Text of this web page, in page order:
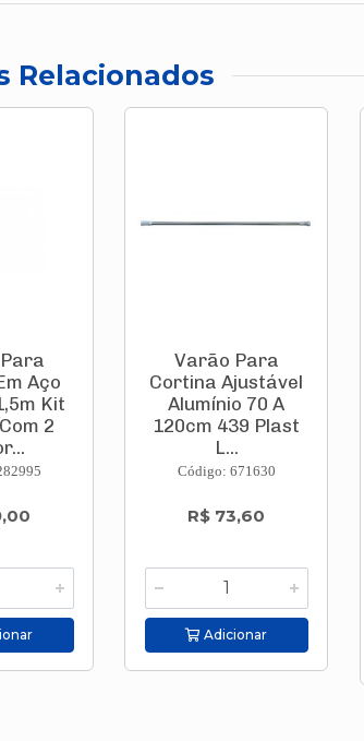
Relacionados
Aço
Kit
2
Varão Para
Cortina Ajustável
Alumínio 70 A
120cm 439 Plast
L...
Código: 671630
R$ 73,60
Adicionar